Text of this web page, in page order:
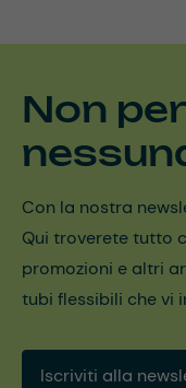
Non
Con la nostra
Qui troverete tutto
promozioni e altri
tubi flessibili che vi
Iscriviti alla